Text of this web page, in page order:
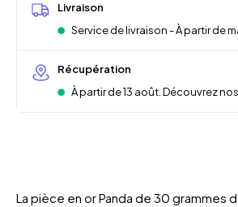
Livraison
Service de livraison - À partir de
Récupération
À partir de 13 août. Découvrez
La pièce en or Panda de 30 grammes